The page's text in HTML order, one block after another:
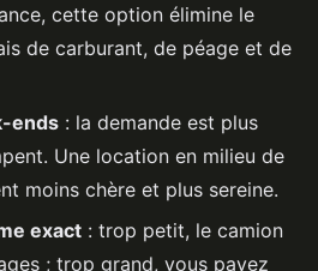
cette option élimine le
de carburant, de péage et de
ends : la demande est plus
Une location en milieu de
moins chère et plus sereine.
exact : trop petit, le camion
; trop grand, vous payez